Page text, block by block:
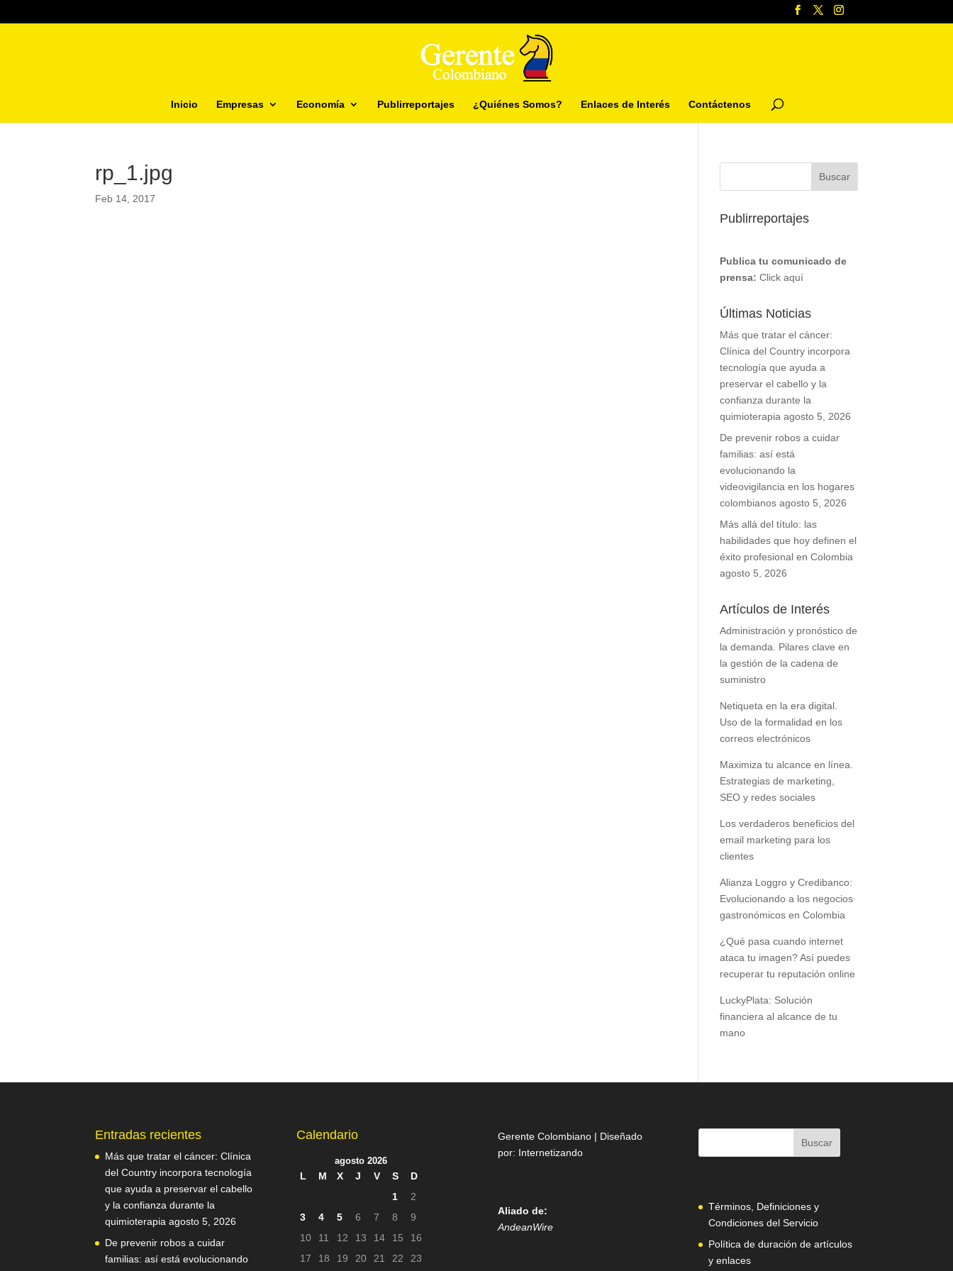
Inicio Empresas Economía Publirreportajes ¿Quiénes Somos? Enlaces de Interés Contáctenos
rp_1.jpg
Feb 14, 2017
Publirreportajes
Publica tu comunicado de
prensa: Click aquí
Últimas Noticias
Más que tratar el cáncer:
Clínica del Country incorpora
tecnología que ayuda a
preservar el cabello y la
confianza durante la
quimioterapia agosto 5, 2026
De prevenir robos a cuidar
familias: así está
evolucionando la
videovigilancia en los hogares
colombianos agosto 5, 2026
Más allá del título: las
habilidades que hoy definen el
éxito profesional en Colombia
agosto 5, 2026
Artículos de Interés
Administración y pronóstico de
la demanda. Pilares clave en
la gestión de la cadena de
suministro
Netiqueta en la era digital.
Uso de la formalidad en los
correos electrónicos
Maximiza tu alcance en línea.
Estrategias de marketing,
SEO y redes sociales
Los verdaderos beneficios del
email marketing para los
clientes
Alianza Loggro y Credibanco:
Evolucionando a los negocios
gastronómicos en Colombia
¿Qué pasa cuando internet
ataca tu imagen? Así puedes
recuperar tu reputación online
LuckyPlata: Solución
financiera al alcance de tu
mano
Entradas recientes
Más que tratar el cáncer: Clínica
del Country incorpora tecnología
que ayuda a preservar el cabello
y la confianza durante la
quimioterapia agosto 5, 2026
De prevenir robos a cuidar
familias: así está evolucionando
Calendario
agosto 2026
L M X J V S
D
1
2
3
4 5 6 7 8
9
10
11 12 13 14 15
16
17
18 19 20 21 22 23
Gerente Colombiano | Diseñado
por: Internetizando
Aliado de:
AndeanWire
Términos, Definiciones y
Condiciones del Servicio
Política de duración de artículos
y enlaces